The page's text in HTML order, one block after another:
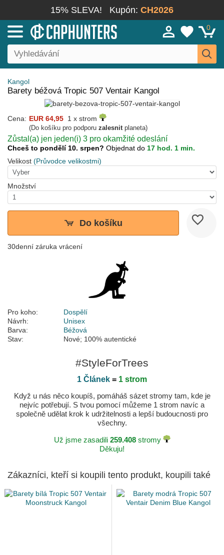
15% SLEVA! Kupón: CH2026
0
Kangol
Barety béžová Tropic 507 Ventair Kangol
Cena: EUR 64,95 1 x strom
(Do košíku pro podporu zalesnitplaneta)
Zůstal(a) jen jeden(i) 3 pro okamžité odeslání
Chceš to pondělí 10. srpen? Objednat do 17 hod. 1 min.
Velikost (Průvodce velikostmi)
Množství
Do košíku
30denní záruka vrácení
Pro koho:
Dospělí
Návrh:
Unisex
Barva:
Béžová
Stav:
Nové; 100% autentické
#StyleForTrees
1 Článek = 1 strom
Když u nás něco koupíš, pomáháš sázet stromy tam, kde je
nejvíc potřebují. S tvou pomocí můžeme 1 strom navíc a
společně udělat krok k udržitelnosti a lepší budoucnosti pro
všechny.
Už jsme zasadili 259.408stromy
Děkuju!
Zákazníci, kteří si koupili tento produkt, koupili také